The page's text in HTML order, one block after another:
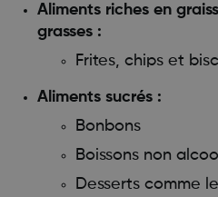
Aliments riches en
grasses :
Frites, chips et
Aliments sucrés :
Bonbons
Boissons non
Desserts comme